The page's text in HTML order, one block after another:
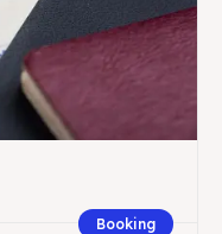
Booking